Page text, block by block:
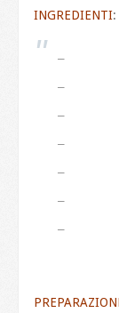
INGREDIENTI:
–
–
–
–
– 300
–
–